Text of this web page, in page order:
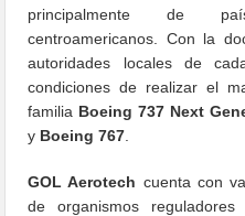
principalmente de
centroamericanos. Con la
autoridades locales de
condiciones de realizar el
familia Boeing 737 Next
y Boeing 767
GOL Aerotech cuenta con
de organismos reguladores